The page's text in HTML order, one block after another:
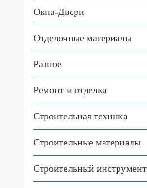
Окна-Двери
Отделочные материалы
Разное
Ремонт и отделка
Строительная техника
Строительные материалы
Строительный инструмент